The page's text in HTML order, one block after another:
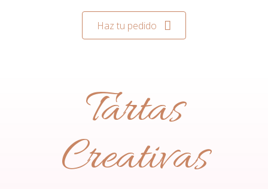
Haz tu pedido
Tartas
Creativas